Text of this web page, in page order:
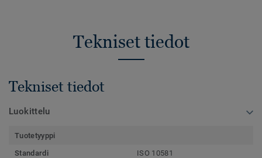
Tekniset tiedot
Tekniset tiedot
Luokittelu
Tuotetyyppi
Standardi
ISO 10581